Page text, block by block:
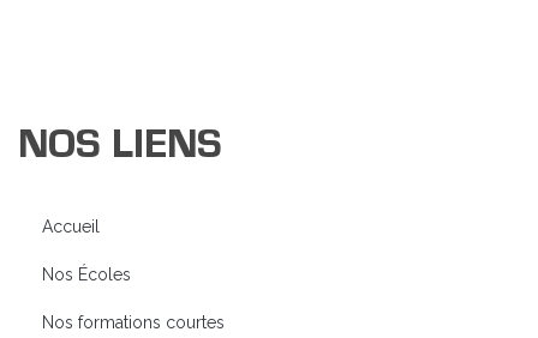
NOS LIENS
Accueil
Nos Écoles
Nos formations courtes